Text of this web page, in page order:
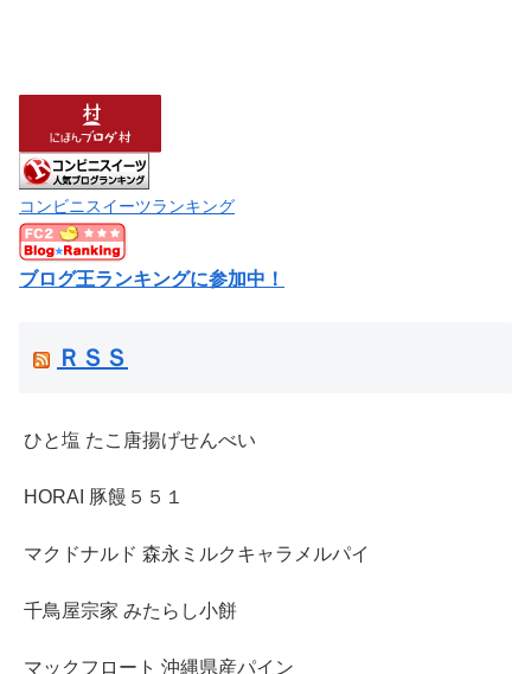
コンビニスイーツランキング
ブログ王ランキングに参加中！
ＲＳＳ
ひと塩 たこ唐揚げせんべい
HORAI 豚饅５５１
マクドナルド 森永ミルクキャラメルパイ
千鳥屋宗家 みたらし小餅
マックフロート 沖縄県産パイン